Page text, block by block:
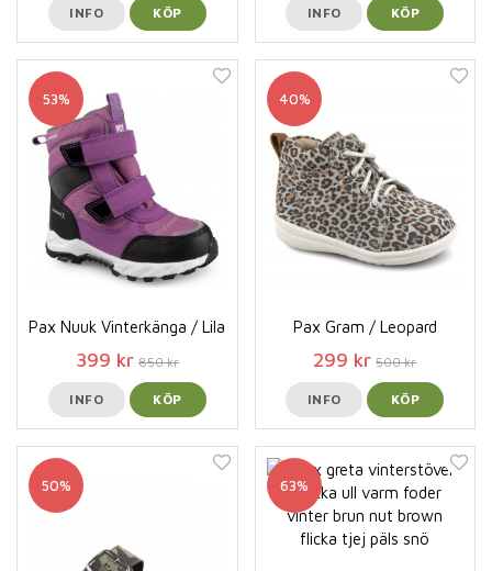
INFO KÖP INFO KÖP
53%
Pax Nuuk Vinterkänga / Lila
399 kr 850 kr
INFO KÖP
40%
Pax Gram / Leopard
299 kr 500 kr
INFO KÖP
50% 63%